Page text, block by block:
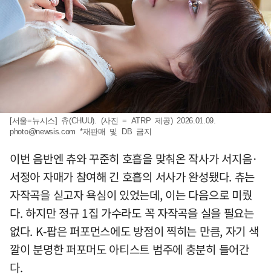
[서울=뉴시스] 츄(CHUU). (사진 = ATRP 제공) 2026.01.09.
photo@newsis.com *재판매 및 DB 금지
이번 음반엔 츄와 꾸준히 호흡을 맞춰온 작사가 서지음·
서정아 자매가 참여해 긴 호흡의 서사가 완성됐다. 츄는
자작곡을 싣고자 욕심이 있었는데, 이는 다음으로 미뤘
다. 하지만 정규 1집 가수라도 꼭 자작곡을 실을 필요는
없다. K-팝은 퍼포먼스에도 방점이 찍히는 만큼, 자기 색
깔이 분명한 퍼포머도 아티스트 범주에 충분히 들어간
다.